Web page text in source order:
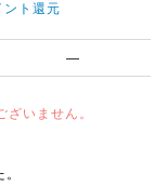
ト還元
—
いません。